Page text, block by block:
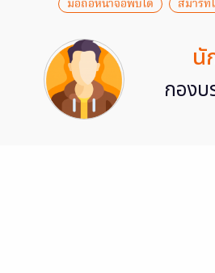
มือถือหน้าจอพับได้ สมาร์ท
นั
กองบ